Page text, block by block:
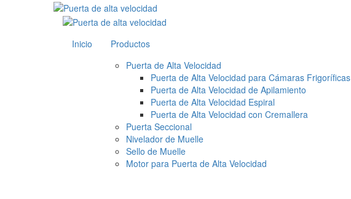
Inicio
Productos
Puerta de Alta Velocidad
Puerta de Alta Velocidad para Cámaras Frigoríficas
Puerta de Alta Velocidad de Apilamiento
Puerta de Alta Velocidad Espiral
Puerta de Alta Velocidad con Cremallera
Puerta Seccional
Nivelador de Muelle
Sello de Muelle
Motor para Puerta de Alta Velocidad